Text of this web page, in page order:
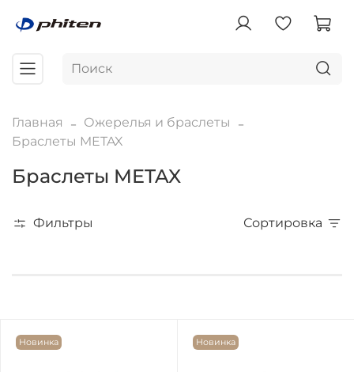
Главная
Ожерелья и браслеты
Браслеты METAX
Браслеты METAX
Фильтры Сортировка
Новинка Новинка